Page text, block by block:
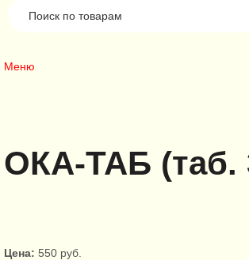
Меню
ОКА-ТАБ (таб.
Цена: 550 руб.